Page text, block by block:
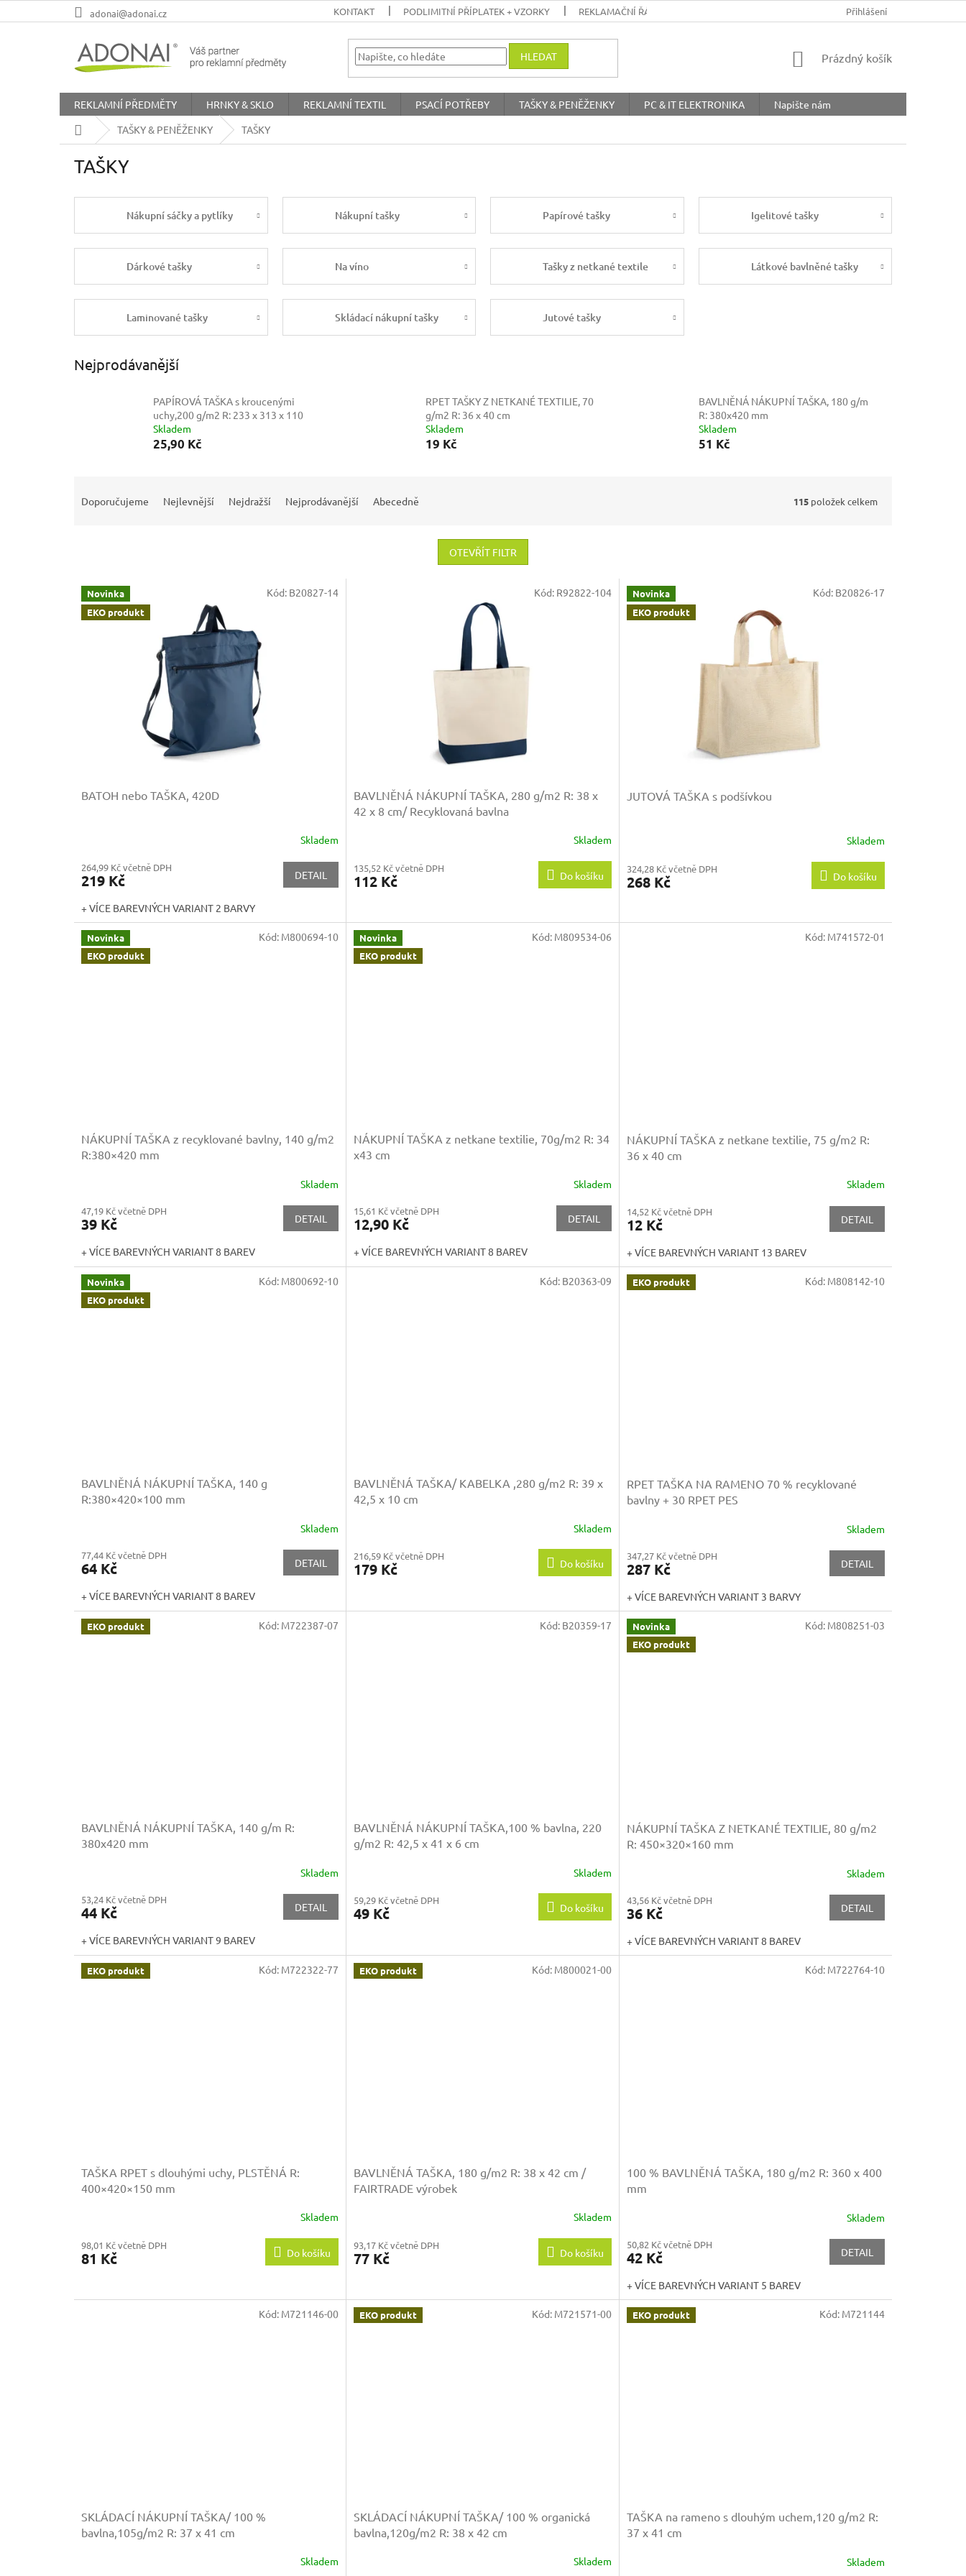
na
adonai@adonai.cz KONTAKT PODLIMITNÍ PŘÍPLATEK + VZORKY REKLAMAČNÍ ŘÁD COOKIES OCHRANA
Přihlášení
HLEDAT
NÁKUPNÍ
Prázdný košík
REKLAMNÍ PŘEDMĚTY HRNKY & SKLO REKLAMNÍ TEXTIL PSACÍ POTŘEBY TAŠKY & PENĚŽENKY PC & IT ELEKTRONIKA
Napište nám
Domů TAŠKY & PENĚŽENKY TAŠKY
TAŠKY
Nákupní sáčky a pytlíky Nákupní tašky Papírové tašky Igelitové tašky
Dárkové tašky Na víno Tašky z netkané textile Látkové bavlněné tašky
Laminované tašky Skládací nákupní tašky Jutové tašky
Nejprodávanější
PAPÍROVÁ TAŠKA s kroucenými
uchy,200 g/m2 R: 233 x 313 x 110
Skladem
25,90 Kč
RPET TAŠKY Z NETKANÉ TEXTILIE, 70
g/m2 R: 36 x 40 cm
Skladem
19 Kč
BAVLNĚNÁ NÁKUPNÍ TAŠKA, 180 g/m
R: 380x420 mm
Skladem
51 Kč
o
d
Doporučujeme Nejlevnější Nejdražší Nejprodávanější Abecedně 115 položek celkem
OTEVŘÍT FILTR
V
p
Novinka
EKO produkt
BATOH nebo TAŠKA, 420D
Skladem
264,99 Kč včetně DPH
219 Kč DETAIL
+ VÍCE BAREVNÝCH VARIANT 2 BARVY
Kód: B20827-14
BAVLNĚNÁ NÁKUPNÍ TAŠKA, 280 g/m2 R: 38 x
42 x 8 cm/ Recyklovaná bavlna
Skladem
135,52 Kč včetně DPH
112 Kč Do košíku
Kód: R92822-104
Novinka
EKO produkt
JUTOVÁ TAŠKA s podšívkou
Skladem
324,28 Kč včetně DPH
268 Kč Do košíku
Kód: B20826-17
Novinka
EKO produkt
NÁKUPNÍ TAŠKA z recyklované bavlny, 140 g/m2
R:380×420 mm
Skladem
47,19 Kč včetně DPH
39 Kč DETAIL
+ VÍCE BAREVNÝCH VARIANT 8 BAREV
Kód: M800694-10
Novinka
EKO produkt
NÁKUPNÍ TAŠKA z netkane textilie, 70g/m2 R: 34
x43 cm
Skladem
15,61 Kč včetně DPH
12,90 Kč DETAIL
+ VÍCE BAREVNÝCH VARIANT 8 BAREV
Kód: M809534-06
NÁKUPNÍ TAŠKA z netkane textilie, 75 g/m2 R:
36 x 40 cm
Skladem
14,52 Kč včetně DPH
12 Kč DETAIL
+ VÍCE BAREVNÝCH VARIANT 13 BAREV
Kód: M741572-01
Novinka
EKO produkt
BAVLNĚNÁ NÁKUPNÍ TAŠKA, 140 g
R:380×420×100 mm
Skladem
77,44 Kč včetně DPH
64 Kč DETAIL
+ VÍCE BAREVNÝCH VARIANT 8 BAREV
Kód: M800692-10
BAVLNĚNÁ TAŠKA/ KABELKA ,280 g/m2 R: 39 x
42,5 x 10 cm
Skladem
216,59 Kč včetně DPH
179 Kč Do košíku
Kód: B20363-09 EKO produkt
RPET TAŠKA NA RAMENO 70 % recyklované
bavlny + 30 RPET PES
Skladem
347,27 Kč včetně DPH
287 Kč DETAIL
+ VÍCE BAREVNÝCH VARIANT 3 BARVY
Kód: M808142-10
EKO produkt
BAVLNĚNÁ NÁKUPNÍ TAŠKA, 140 g/m R:
380x420 mm
Skladem
53,24 Kč včetně DPH
44 Kč DETAIL
+ VÍCE BAREVNÝCH VARIANT 9 BAREV
Kód: M722387-07
BAVLNĚNÁ NÁKUPNÍ TAŠKA,100 % bavlna, 220
g/m2 R: 42,5 x 41 x 6 cm
Skladem
59,29 Kč včetně DPH
49 Kč Do košíku
Kód: B20359-17
Novinka
EKO produkt
NÁKUPNÍ TAŠKA Z NETKANÉ TEXTILIE, 80 g/m2
R: 450×320×160 mm
Skladem
43,56 Kč včetně DPH
36 Kč DETAIL
+ VÍCE BAREVNÝCH VARIANT 8 BAREV
Kód: M808251-03
EKO produkt
TAŠKA RPET s dlouhými uchy, PLSTĚNÁ R:
400×420×150 mm
Skladem
98,01 Kč včetně DPH
81 Kč Do košíku
Kód: M722322-77 EKO produkt
BAVLNĚNÁ TAŠKA, 180 g/m2 R: 38 x 42 cm /
FAIRTRADE výrobek
Skladem
93,17 Kč včetně DPH
77 Kč Do košíku
Kód: M800021-00
100 % BAVLNĚNÁ TAŠKA, 180 g/m2 R: 360 x 400
mm
Skladem
50,82 Kč včetně DPH
42 Kč DETAIL
+ VÍCE BAREVNÝCH VARIANT 5 BAREV
Kód: M722764-10
SKLÁDACÍ NÁKUPNÍ TAŠKA/ 100 %
bavlna,105g/m2 R: 37 x 41 cm
Skladem
Kód: M721146-00 EKO produkt
SKLÁDACÍ NÁKUPNÍ TAŠKA/ 100 % organická
bavlna,120g/m2 R: 38 x 42 cm
Skladem
Kód: M721571-00 EKO produkt
TAŠKA na rameno s dlouhým uchem,120 g/m2 R:
37 x 41 cm
Skladem
Kód: M721144